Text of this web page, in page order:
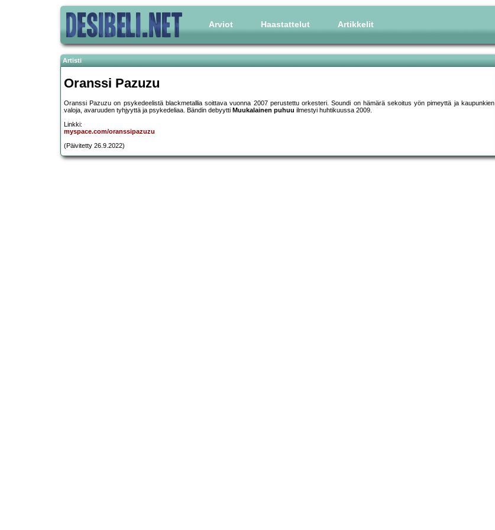
Arviot Haastattelut Artikkelit
Artisti
Oranssi Pazuzu
Oranssi Pazuzu on psykedeelistä blackmetallia soittava vuonna 2007 perustettu orkesteri. Soundi on hämärä sekoitus yön pimeyttä ja kaupunkien
valoja, avaruuden tyhjyyttä ja psykedeliaa. Bändin debyytti Muukalainen puhuu ilmestyi huhtikuussa 2009.
Linkki:
myspace.com/oranssipazuzu
(Päivitetty 26.9.2022)